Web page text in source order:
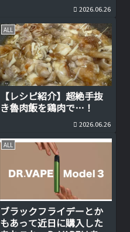
2026.06.26
ALL
【レシピ紹介】超絶手抜
き魯肉飯を鶏肉で…！
2026.06.26
ALL
ブラックフライデーとか
もあって近日に購入した